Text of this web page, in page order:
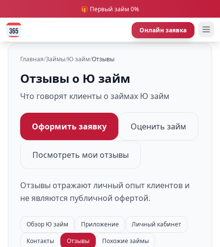
🎁 Первый займ 0%
Онлайн заявка
Главная/Займы/Ю займ/Отзывы
Отзывы о Ю займ
Что говорят клиенты о займах Ю займ
Оформить заявку Оценить займ
Посмотреть мои отзывы
Отзывы отражают личный опыт клиентов и
не являются публичной офертой.
Обзор Ю займ Приложение
Личный кабинет
Контакты
Отзывы
Похожие займы